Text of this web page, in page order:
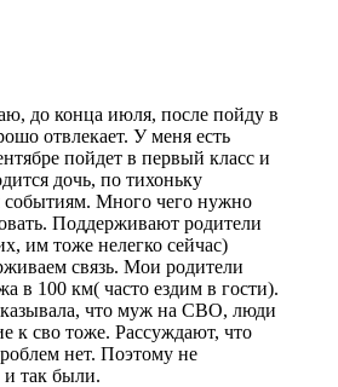
до конца июля, после пойду в
отвлекает. У меня есть
пойдет в первый класс и
дочь, по тихоньку
событиям. Много чего нужно
Поддерживают родители
им тоже нелегко сейчас)
связь. Мои родители
в 100 км( часто ездим в гости).
что муж на СВО, люди
к сво тоже. Рассуждают, что
нет. Поэтому не
и так были.